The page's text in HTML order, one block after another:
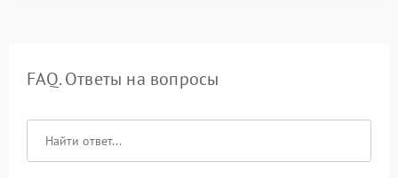
FAQ. Ответы на вопросы